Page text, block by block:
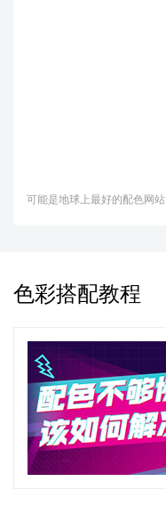
可能是地球上最好的配色网站
色彩搭配教程